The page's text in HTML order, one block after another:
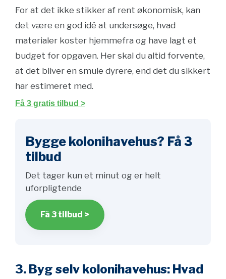
For at det ikke stikker af rent økonomisk, kan
det være en god idé at undersøge, hvad
materialer koster hjemmefra og have lagt et
budget for opgaven. Her skal du altid forvente,
at det bliver en smule dyrere, end det du sikkert
har estimeret med.
Få 3 gratis tilbud >
Bygge kolonihavehus? Få 3
tilbud
Det tager kun et minut og er helt
uforpligtende
Få 3 tilbud >
3. Byg selv kolonihavehus: Hvad